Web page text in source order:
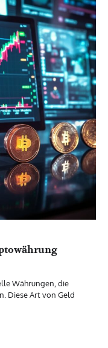
Währungen, die
Diese Art von Geld